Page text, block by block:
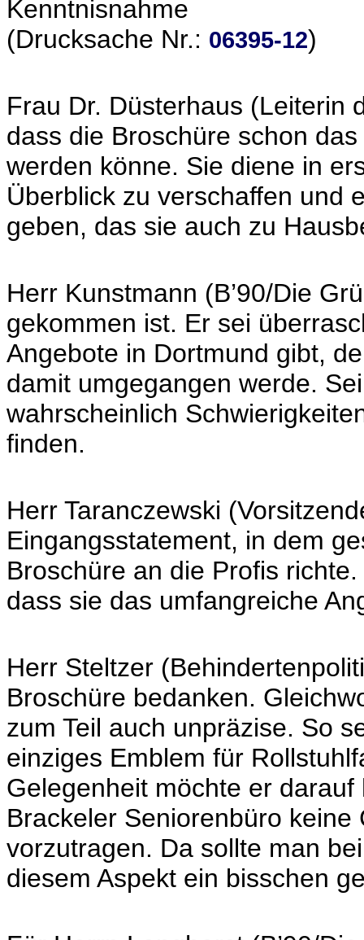
Kenntnisnahme
(Drucksache Nr.: 06395-12)
Frau Dr. Düsterhaus (Leiterin
dass die Broschüre schon
werden könne. Sie diene in
Überblick zu verschaffen und
geben, das sie auch zu
Herr Kunstmann (B’90/Die
gekommen ist. Er sei
Angebote in Dortmund gibt,
damit umgegangen werde.
wahrscheinlich
finden.
Herr Taranczewski
Eingangsstatement, in dem
Broschüre an die Profis
dass sie das umfangreiche
Herr Steltzer
Broschüre bedanken.
zum Teil auch unpräzise. So
einziges Emblem für
Gelegenheit möchte er
Brackeler Seniorenbüro
vorzutragen. Da sollte man
diesem Aspekt ein bisschen